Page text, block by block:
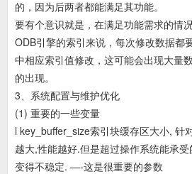
的，因为后两者都能满足其功能。
要有个意识就是，在满足功能需求的情
ODB引擎的索引来说，每次修改数据都
中相应索引值修改，这可能会出现大量
的出现。
3、系统配置与维护优化
(1) 重要的一些变量
l key_buffer_size索引块缓存区大小, 针
越大,性能越好.但是超过操作系统能承
变得不稳定. —-这是很重要的参数